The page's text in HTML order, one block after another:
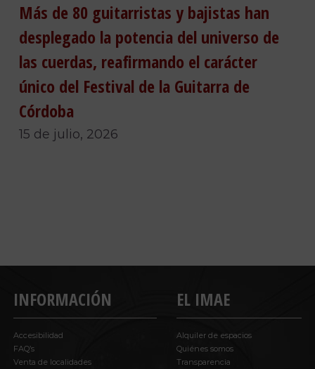
Más de 80 guitarristas y bajistas han
desplegado la potencia del universo de
las cuerdas, reafirmando el carácter
único del Festival de la Guitarra de
Córdoba
15 de julio, 2026
INFORMACIÓN
Accesibilidad
FAQ’s
Venta de localidades
EL IMAE
Alquiler de espacios
Quiénes somos
Transparencia